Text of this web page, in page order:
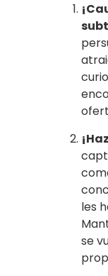
les
se